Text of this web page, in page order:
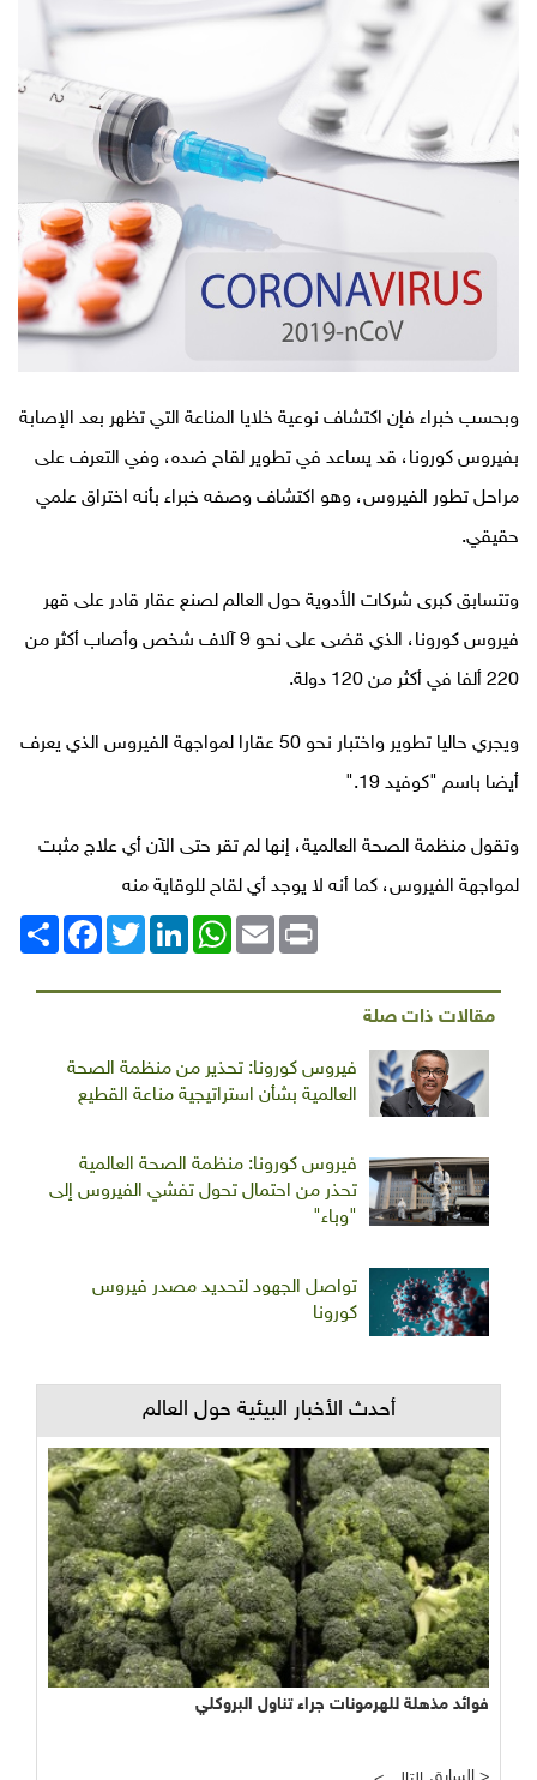
وبحسب خبراء فإن اكتشاف نوعية خلايا المناعة التي تظهر بعد الإصابة
بفيروس كورونا، قد يساعد في تطوير لقاح ضده، وفي التعرف على
مراحل تطور الفيروس، وهو اكتشاف وصفه خبراء بأنه اختراق علمي
حقيقي.
وتتسابق كبرى شركات الأدوية حول العالم لصنع عقار قادر على قهر
فيروس كورونا، الذي قضى على نحو 9 آلاف شخص وأصاب أكثر من
220 ألفا في أكثر من 120 دولة
.
ويجري حاليا تطوير واختبار نحو 50 عقارا لمواجهة الفيروس الذي يعرف
أيضا باسم "كوفيد 19
".
وتقول منظمة الصحة العالمية، إنها لم تقر حتى الآن أي علاج مثبت
لمواجهة الفيروس، كما أنه لا يوجد أي لقاح للوقاية منه
انشر
FacebookTwitterLinkedIn
WhatsAppEmail Print
مقالات ذات صلة
فيروس كورونا: تحذير من منظمة الصحة
العالمية بشأن استراتيجية مناعة القطيع
فيروس كورونا: منظمة الصحة العالمية
تحذر من احتمال تحول تفشي الفيروس إلى
"وباء"
تواصل الجهود لتحديد مصدر فيروس
كورونا
أحدث الأخبار البيئية حول العالم
فوائد مذهلة للهرمونات جراء تناول البروكلي